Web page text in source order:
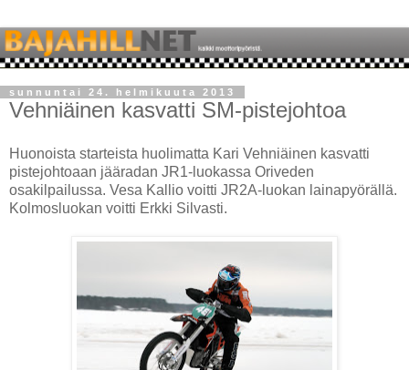
sunnuntai 24. helmikuuta 2013
Vehniäinen kasvatti SM-pistejohtoa
Huonoista starteista huolimatta Kari Vehniäinen kasvatti
pistejohtoaan jääradan JR1-luokassa Oriveden
osakilpailussa. Vesa Kallio voitti JR2A-luokan lainapyörällä.
Kolmosluokan voitti Erkki Silvasti.